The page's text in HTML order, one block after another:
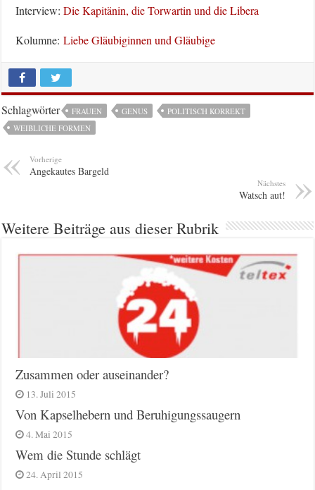
Interview:Die Kapitänin, die Torwartin und die Libera
Kolumne:Liebe Gläubiginnen und Gläubige
Schlagwörter FRAUEN GENUS
POLITISCH KORREKT
WEIBLICHE FORMEN
Vorherige
Angekautes Bargeld
Nächstes
Watsch aut!
Weitere Beiträge aus dieser Rubrik
Zusammen oder auseinander?
13. Juli 2015
Von Kapselhebern und Beruhigungssaugern
4. Mai 2015
Wem die Stunde schlägt
24. April 2015